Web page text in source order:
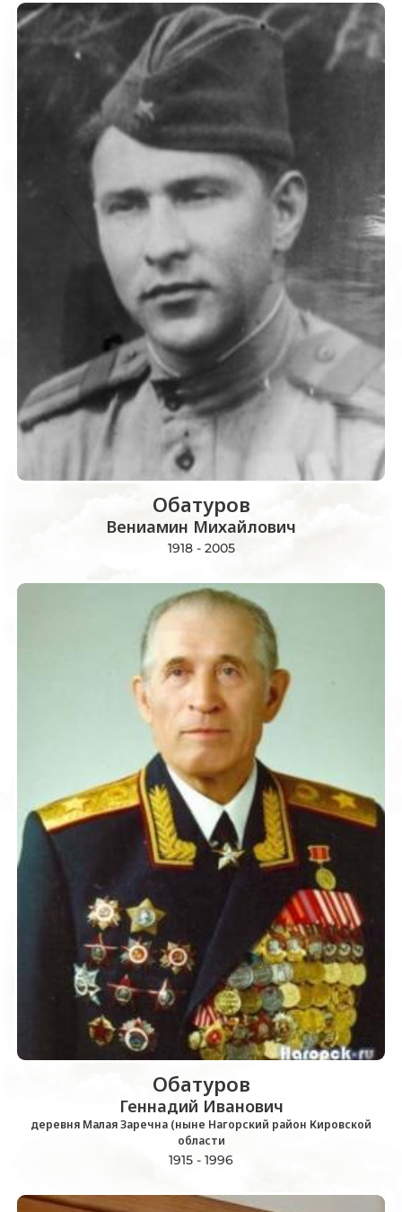
Обатуров
Вениамин Михайлович
1918 - 2005
Обатуров
Геннадий Иванович
деревня Малая Заречна (ныне Нагорский район Кировской
области
1915 - 1996